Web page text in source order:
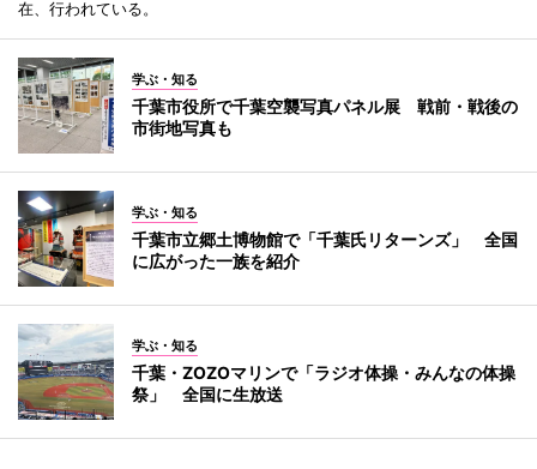
在、行われている。
学ぶ・知る
千葉市役所で千葉空襲写真パネル展 戦前・戦後の
市街地写真も
学ぶ・知る
千葉市立郷土博物館で「千葉氏リターンズ」 全国
に広がった一族を紹介
学ぶ・知る
千葉・ZOZOマリンで「ラジオ体操・みんなの体操
祭」 全国に生放送